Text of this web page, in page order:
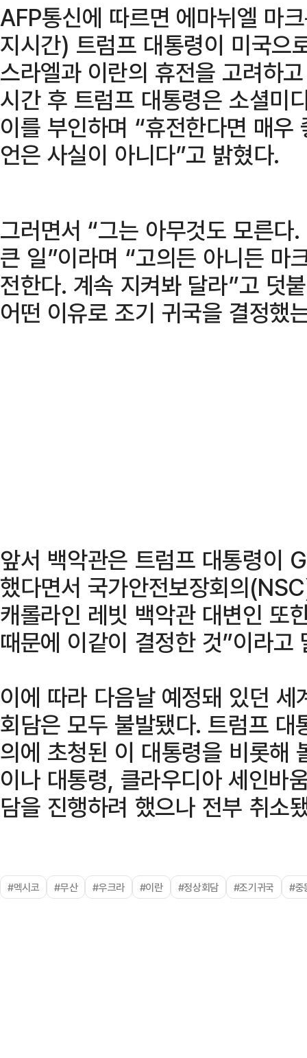
AFP통신에 따르면 에마뉘엘 마
지시간) 트럼프 대통령이 미국으
스라엘과 이란의 휴전을 고려하
시간 후 트럼프 대통령은 소셜미
이를 부인하며 “휴전한다면 매
언은 사실이 아니다”고 밝혔다.
그러면서 “그는 아무것도 모른
큰 일”이라며 “고의든 아니든 마
전한다. 계속 지켜봐 달라”고 덧
어떤 이유로 조기 귀국을 결정했
앞서 백악관은 트럼프 대통령이
했다면서 국가안전보장회의
캐롤라인 레빗 백악관 대변인 또
때문에 이같이 결정한 것”이라고
이에 따라 다음날 예정돼 있던
회담은 모두 불발됐다. 트럼프
의에 초청된 이 대통령을 비롯해
이나 대통령, 클라우디아 세인바
담을 진행하려 했으나 전부 취소
#멕시코 #무산 #우크라 #이란 #정상회담 #조기귀국 #중